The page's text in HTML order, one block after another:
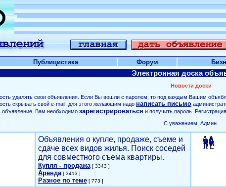
Публицистика Форум
Электронная доска
Новости доски
удалять свои объявления. Если Вы вошли с паролем, то под каждым Вашим
скрывать свой е-mail, для этого желающим надо написать письмо
объявление, Вам необходимо зарегистрироваться и получить пароль.
С уважением, Админ.
Объявления о купле, продаже, съеме и
сдаче всех видов жилья. Поиск соседей
для совместного съема квартиры.
Купля - продажа[ 3343 ]
Аренда[ 3413 ]
Разное по теме[ 773 ]